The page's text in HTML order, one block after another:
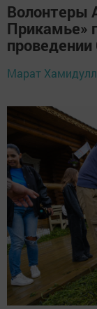
Волонтеры
Прикамье»
проведении
Марат